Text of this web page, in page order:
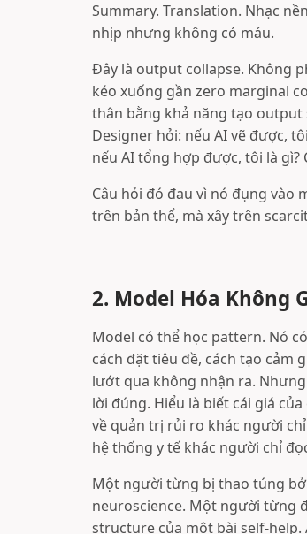
Summary. Translation. Nhạc
nhịp nhưng không có máu.
Đây là output collapse. Không
kéo xuống gần zero marginal
thân bằng khả năng tạo output
Designer hỏi: nếu AI vẽ được,
nếu AI tổng hợp được, tôi là
Câu hỏi đó đau vì nó đụng
trên bản thể, mà xây trên
2. Model Hóa Không
Model có thể học pattern. Nó
cách đặt tiêu đề, cách tạo cảm
lướt qua không nhận ra.
lời đúng. Hiểu là biết cái giá
về quản trị rủi ro khác người
hệ thống y tế khác người chỉ
Một người từng bị thao túng
neuroscience. Một người từng
structure của một bài self-